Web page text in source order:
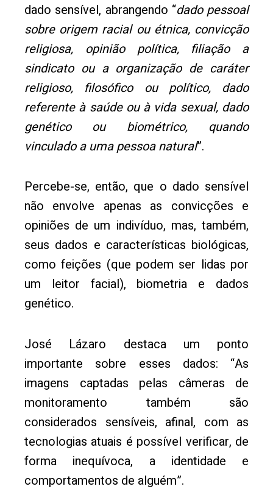
dado sensível, abrangendo “dado pessoal
sobre origem racial ou étnica, convicção
religiosa, opinião política, filiação a
sindicato ou a organização de caráter
religioso, filosófico ou político, dado
referente à saúde ou à vida sexual, dado
genético ou biométrico, quando
vinculado a uma pessoa natural”.
Percebe-se, então, que o dado sensível
não envolve apenas as convicções e
opiniões de um indivíduo, mas, também,
seus dados e características biológicas,
como feições (que podem ser lidas por
um leitor facial), biometria e dados
genético.
José Lázaro destaca um ponto
importante sobre esses dados: “As
imagens captadas pelas câmeras de
monitoramento também são
considerados sensíveis, afinal, com as
tecnologias atuais é possível verificar, de
forma inequívoca, a identidade e
comportamentos de alguém”.